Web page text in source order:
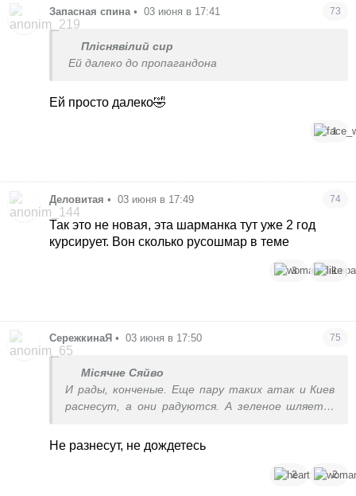
Запасная спина • 03 июня в 17:41 73
Пліснявілий сир
Ей далеко до пропагандона
Ей просто далеко🤣
1
Деловитая • 03 июня в 17:49 74
Так это не новая, эта шарманка тут уже 2 год
курсирует. Вон сколько русошмар в теме
3 1
СережкинаЯ • 03 июня в 17:50 75
Місячне Сяйво
И рады, конченые. Еще пару таких атак и Киев
раснесут, а они радуются. А зеленое шляется
Не разнесут, не дождетесь
2 2